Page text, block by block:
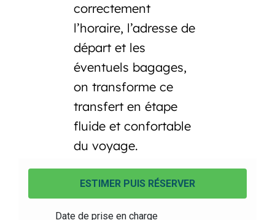
correctement
l’horaire, l’adresse de
départ et les
éventuels bagages,
on transforme ce
transfert en étape
fluide et confortable
du voyage.